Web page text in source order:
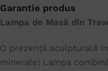
Garantie produs
Lampa de Masă din
O prezență sculpturală
minerale! Lampa